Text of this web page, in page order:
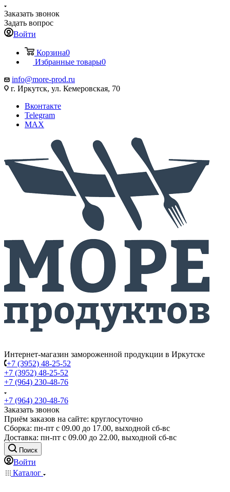
Заказать звонок
Задать вопрос
Войти
Корзина0
Избранные товары0
info@more-prod.ru
г. Иркутск, ул. Кемеровская, 70
Вконтакте
Telegram
MAX
Интернет-магазин замороженной продукции в Иркутске
+7 (3952) 48-25-52
+7 (3952) 48-25-52
+7 (964) 230-48-76
+7 (964) 230-48-76
Заказать звонок
Приём заказов на сайте: круглосуточно
Сборка: пн-пт с 09.00 до 17.00, выходной сб-вс
Доставка: пн-пт с 09.00 до 22.00, выходной сб-вс
Поиск
Войти
Каталог